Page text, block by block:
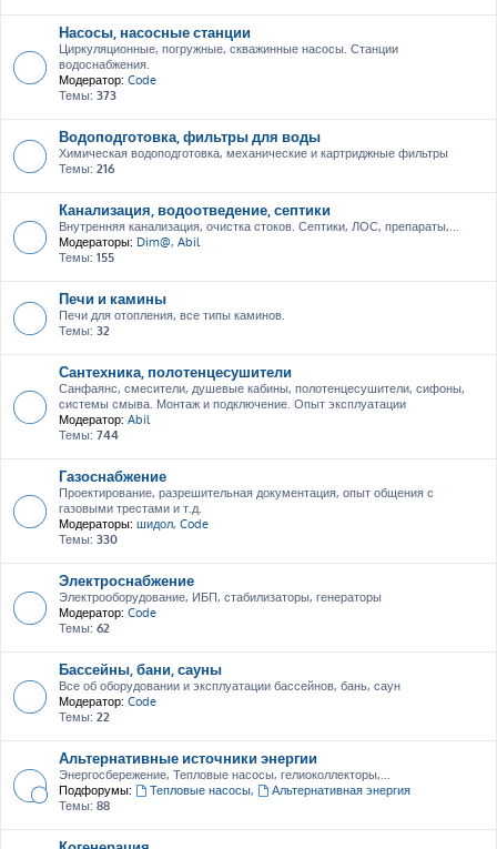
Насосы, насосные станции
Циркуляционные, погружные, скважинные насосы. Станции
водоснабжения.
Модератор: Code
Темы: 373
Водоподготовка, фильтры для воды
Химическая водоподготовка, механические и картриджные фильтры
Темы: 216
Канализация, водоотведение, септики
Внутренняя канализация, очистка стоков. Септики, ЛОС, препараты,...
Модераторы: Dim@, Abil
Темы: 155
Печи и камины
Печи для отопления, все типы каминов.
Темы: 32
Сантехника, полотенцесушители
Санфаянс, смесители, душевые кабины, полотенцесушители, сифоны,
системы смыва. Монтаж и подключение. Опыт эксплуатации
Модератор: Abil
Темы: 744
Газоснабжение
Проектирование, разрешительная документация, опыт общения с
газовыми трестами и т.д.
Модераторы: шидол, Code
Темы: 330
Электроснабжение
Электрооборудование, ИБП, стабилизаторы, генераторы
Модератор: Code
Темы: 62
Бассейны, бани, сауны
Все об оборудовании и эксплуатации бассейнов, бань, саун
Модератор: Code
Темы: 22
Альтернативные источники энергии
Энергосбережение, Тепловые насосы, гелиоколлекторы,...
Подфорумы:
Тепловые насосы,
Альтернативная энергия
Темы: 88